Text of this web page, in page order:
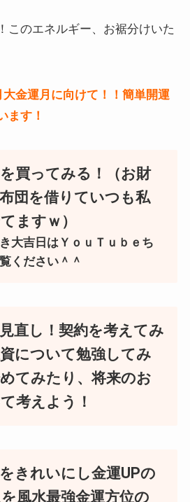
このエネルギー、お裾分けいた
金運月に向けて！！簡単開運
ます！
買ってみる！（お財
団を借りていつも私
ますｗ）
大吉日はＹｏｕＴｕｂｅち
ください＾＾
直し！契約を考えてみ
について勉強してみ
てみたり、将来のお
考えよう！
きれいにし金運UPの
風水最強金運方位の